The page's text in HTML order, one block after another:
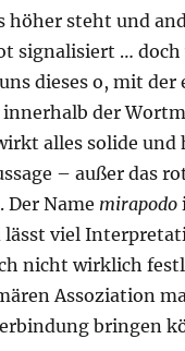
höher steht und
signalisiert … doch
dieses o, mit der
der
alles solide und
– außer das
Der Name mirapodo
lässt viel
nicht wirklich
Assoziation
bringen